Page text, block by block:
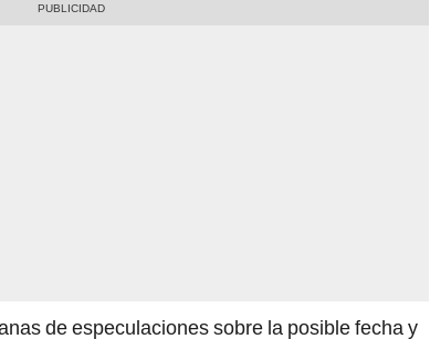
de especulaciones sobre la posible fecha y